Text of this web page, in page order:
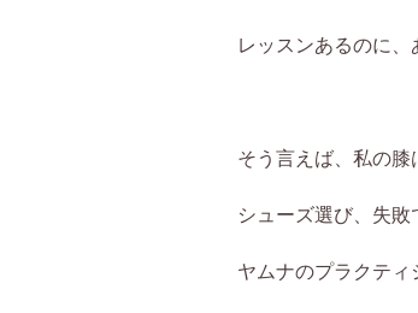
レッスンあるのに、
そう言えば、私の膝
シューズ選び、失敗
ヤムナのプラクティ